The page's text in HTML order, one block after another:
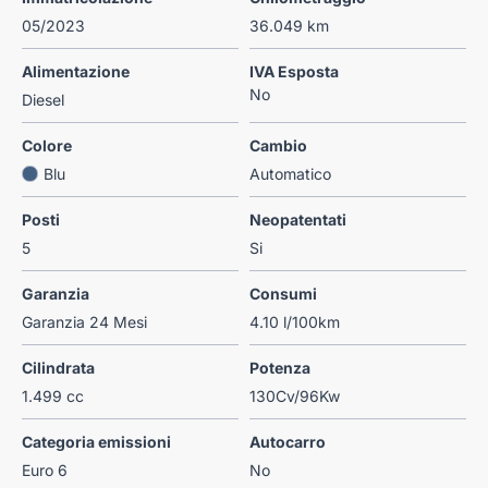
05/2023
36.049 km
Alimentazione
Diesel
IVA Esposta
No
Colore
Blu
Cambio
Automatico
Posti
5
Neopatentati
Si
Garanzia
Garanzia 24 Mesi
Consumi
4.10 l/100km
Cilindrata
1.499 cc
Potenza
130Cv/96Kw
Categoria emissioni
Euro 6
Autocarro
No